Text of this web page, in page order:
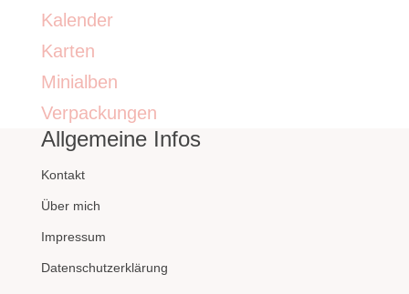
Kalender
Karten
Minialben
Verpackungen
Allgemeine Infos
Kontakt
Über mich
Impressum
Datenschutzerklärung